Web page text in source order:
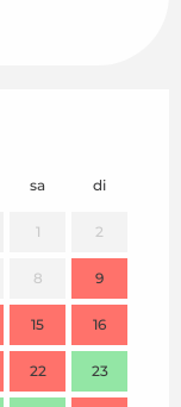
sa di
1 2
8 9
15 16
22 23